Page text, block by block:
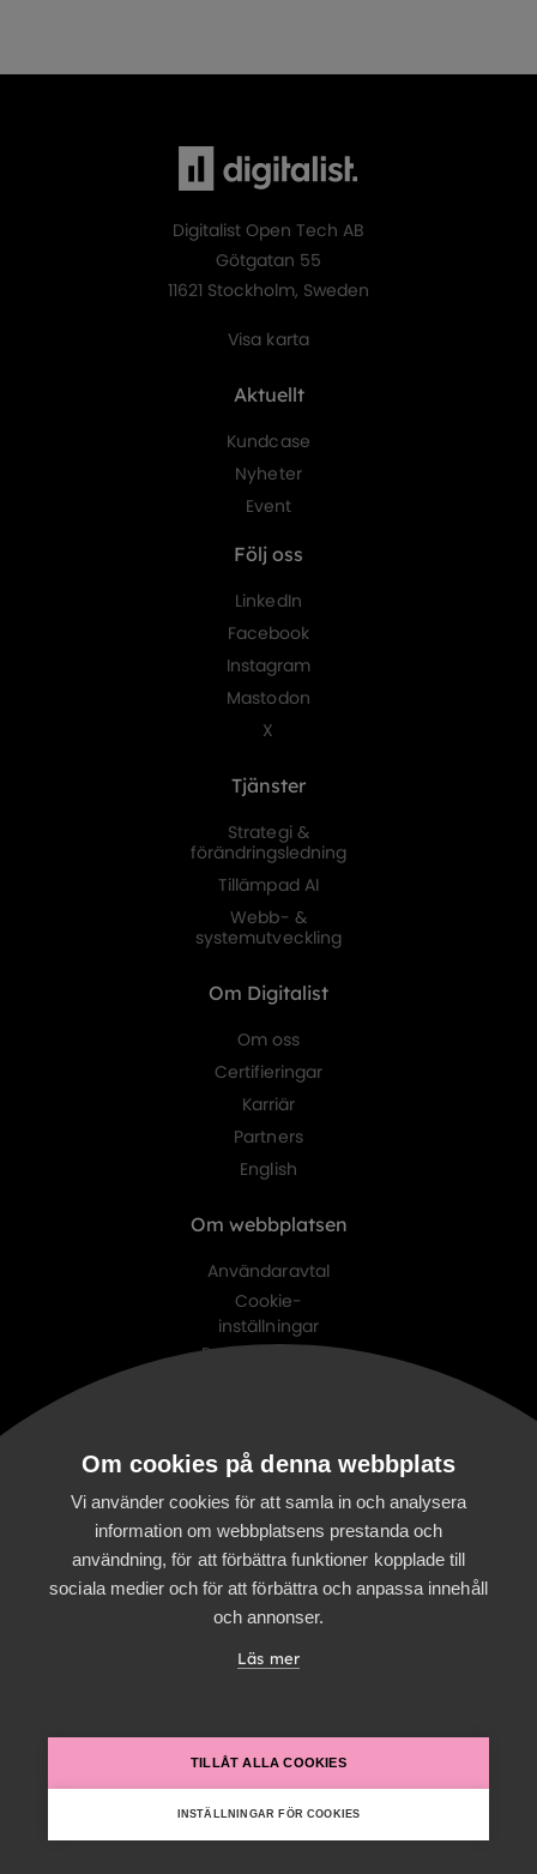
Digitalist Open Tech AB
Götgatan 55
11621 Stockholm, Sweden
Visa karta
Aktuellt
Kundcase
Nyheter
Event
Följ oss
LinkedIn
Facebook
Instagram
Mastodon
X
Tjänster
Strategi &
förändringsledning
Tillämpad AI
Webb- &
systemutveckling
Om Digitalist
Om oss
Certifieringar
Karriär
Partners
English
Om webbplatsen
Användaravtal
Cookie-
inställningar
Personuppgifts-
Digitalist Cloud
Digitalist Finland
Om cookies på denna webbplats
Vi använder cookies för att samla in och analysera
information om webbplatsens prestanda och
användning, för att förbättra funktioner kopplade till
sociala medier och för att förbättra och anpassa innehåll
och annonser.
Läs mer
TILLÅT ALLA COOKIES
INSTÄLLNINGAR FÖR COOKIES